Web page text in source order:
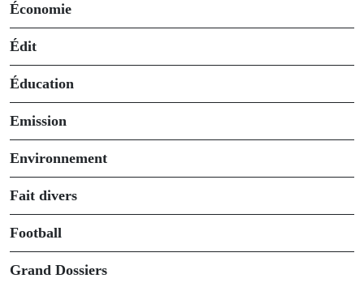
Économie
Édit
Éducation
Emission
Environnement
Fait divers
Football
Grand Dossiers